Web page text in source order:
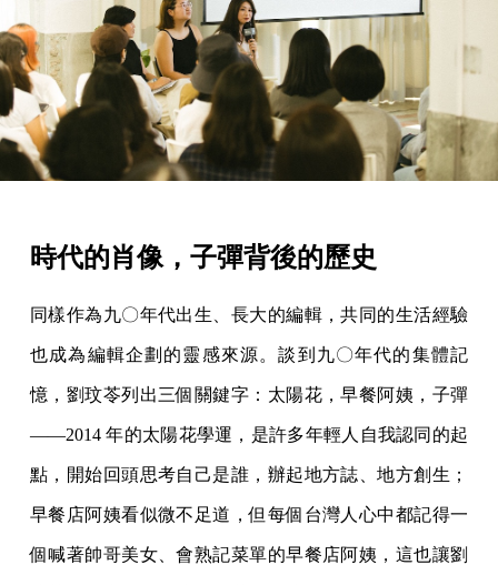
時代的肖像，子彈背後的歷史
同樣作為九〇年代出生、長大的編輯，共同的生活經驗
也成為編輯企劃的靈感來源。談到九〇年代的集體記
憶，劉玟苓列出三個關鍵字：太陽花，早餐阿姨，子彈
——2014 年的太陽花學運，是許多年輕人自我認同的起
點，開始回頭思考自己是誰，辦起地方誌、地方創生；
早餐店阿姨看似微不足道，但每個台灣人心中都記得一
個喊著帥哥美女、會熟記菜單的早餐店阿姨，這也讓劉